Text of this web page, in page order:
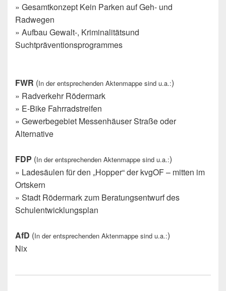
» Gesamtkonzept Kein Parken auf Geh- und
Radwegen
» Aufbau Gewalt-, Kriminalitätsund
Suchtpräventionsprogrammes
FWR (In der entsprechenden Aktenmappe sind u.a.:)
» Radverkehr Rödermark
» E-Bike Fahrradstreifen
» Gewerbegebiet Messenhäuser Straße oder
Alternative
FDP (In der entsprechenden Aktenmappe sind u.a.:)
» Ladesäulen für den „Hopper“ der kvgOF – mitten im
Ortskern
» Stadt Rödermark zum Beratungsentwurf des
Schulentwicklungsplan
AfD (In der entsprechenden Aktenmappe sind u.a.:)
Nix